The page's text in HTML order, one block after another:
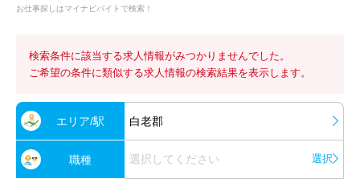
お仕事探しはマイナビバイトで検索！
検索条件に該当する求人情報がみつかりませんでした。
ご希望の条件に類似する求人情報の検索結果を表示します。
エリア/駅 白老郡
職種 選択してください 選択